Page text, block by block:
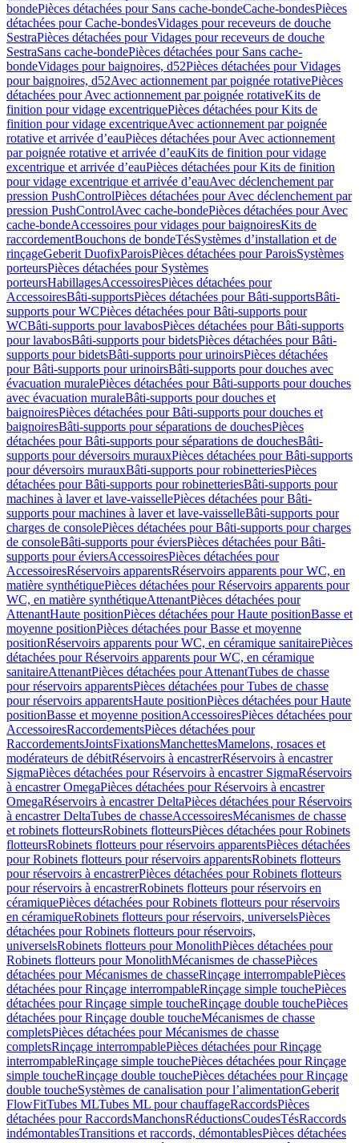
bondePièces détachées pour Sans cache-bondeCache-bondesPièces
détachées pour Cache-bondesVidages pour receveurs de douche
SestraPièces détachées pour Vidages pour receveurs de douche
SestraSans cache-bondePièces détachées pour Sans cache-
bondeVidages pour baignoires, d52Pièces détachées pour Vidages
pour baignoires, d52Avec actionnement par poignée rotativePièces
détachées pour Avec actionnement par poignée rotativeKits de
finition pour vidage excentriquePièces détachées pour Kits de
finition pour vidage excentriqueAvec actionnement par poignée
rotative et arrivée d’eauPièces détachées pour Avec actionnement
par poignée rotative et arrivée d’eauKits de finition pour vidage
excentrique et arrivée d’eauPièces détachées pour Kits de finition
pour vidage excentrique et arrivée d’eauAvec déclenchement par
pression PushControlPièces détachées pour Avec déclenchement par
pression PushControlAvec cache-bondePièces détachées pour Avec
cache-bondeAccessoires pour vidages pour baignoiresKits de
raccordementBouchons de bondeTésSystèmes d’installation et de
rinçageGeberit DuofixParoisPièces détachées pour ParoisSystèmes
porteursPièces détachées pour Systèmes
porteursHabillagesAccessoiresPièces détachées pour
AccessoiresBâti-supportsPièces détachées pour Bâti-supportsBâti-
supports pour WCPièces détachées pour Bâti-supports pour
WCBâti-supports pour lavabosPièces détachées pour Bâti-supports
pour lavabosBâti-supports pour bidetsPièces détachées pour Bâti-
supports pour bidetsBâti-supports pour urinoirsPièces détachées
pour Bâti-supports pour urinoirsBâti-supports pour douches avec
évacuation muralePièces détachées pour Bâti-supports pour douches
avec évacuation muraleBâti-supports pour douches et
baignoiresPièces détachées pour Bâti-supports pour douches et
baignoiresBâti-supports pour séparations de douchesPièces
détachées pour Bâti-supports pour séparations de douchesBâti-
supports pour déversoirs murauxPièces détachées pour Bâti-supports
pour déversoirs murauxBâti-supports pour robinetteriesPièces
détachées pour Bâti-supports pour robinetteriesBâti-supports pour
machines à laver et lave-vaissellePièces détachées pour Bâti-
supports pour machines à laver et lave-vaisselleBâti-supports pour
charges de consolePièces détachées pour Bâti-supports pour charges
de consoleBâti-supports pour éviersPièces détachées pour Bâti-
supports pour éviersAccessoiresPièces détachées pour
AccessoiresRéservoirs apparentsRéservoirs apparents pour WC, en
matière synthétiquePièces détachées pour Réservoirs apparents pour
WC, en matière synthétiqueAttenantPièces détachées pour
AttenantHaute positionPièces détachées pour Haute positionBasse et
moyenne positionPièces détachées pour Basse et moyenne
positionRéservoirs apparents pour WC, en céramique sanitairePièces
détachées pour Réservoirs apparents pour WC, en céramique
sanitaireAttenantPièces détachées pour AttenantTubes de chasse
pour réservoirs apparentsPièces détachées pour Tubes de chasse
pour réservoirs apparentsHaute positionPièces détachées pour Haute
positionBasse et moyenne positionAccessoiresPièces détachées pour
AccessoiresRaccordementsPièces détachées pour
RaccordementsJointsFixationsManchettesMamelons, rosaces et
modérateurs de débitRéservoirs à encastrerRéservoirs à encastrer
SigmaPièces détachées pour Réservoirs à encastrer SigmaRéservoirs
à encastrer OmegaPièces détachées pour Réservoirs à encastrer
OmegaRéservoirs à encastrer DeltaPièces détachées pour Réservoirs
à encastrer DeltaTubes de chasseAccessoiresMécanismes de chasse
et robinets flotteursRobinets flotteursPièces détachées pour Robinets
flotteursRobinets flotteurs pour réservoirs apparentsPièces détachées
pour Robinets flotteurs pour réservoirs apparentsRobinets flotteurs
pour réservoirs à encastrerPièces détachées pour Robinets flotteurs
pour réservoirs à encastrerRobinets flotteurs pour réservoirs en
céramiquePièces détachées pour Robinets flotteurs pour réservoirs
en céramiqueRobinets flotteurs pour réservoirs, universelsPièces
détachées pour Robinets flotteurs pour réservoirs,
universelsRobinets flotteurs pour MonolithPièces détachées pour
Robinets flotteurs pour MonolithMécanismes de chassePièces
détachées pour Mécanismes de chasseRinçage interrompablePièces
détachées pour Rinçage interrompableRinçage simple touchePièces
détachées pour Rinçage simple toucheRinçage double touchePièces
détachées pour Rinçage double toucheMécanismes de chasse
completsPièces détachées pour Mécanismes de chasse
completsRinçage interrompablePièces détachées pour Rinçage
interrompableRinçage simple touchePièces détachées pour Rinçage
simple toucheRinçage double touchePièces détachées pour Rinçage
double toucheSystèmes de canalisation pour l’alimentationGeberit
FlowFitTubes MLTubes ML pour chauffageRaccordsPièces
détachées pour RaccordsManchonsRéductionsCoudesTésRaccords
indémontablesTransitions et raccords, démontablesPièces détachées